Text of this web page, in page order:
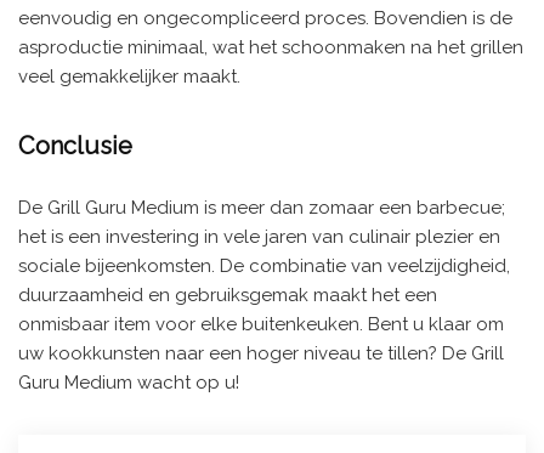
eenvoudig en ongecompliceerd proces. Bovendien is de
asproductie minimaal, wat het schoonmaken na het grillen
veel gemakkelijker maakt.
Conclusie
De Grill Guru Medium is meer dan zomaar een barbecue;
het is een investering in vele jaren van culinair plezier en
sociale bijeenkomsten. De combinatie van veelzijdigheid,
duurzaamheid en gebruiksgemak maakt het een
onmisbaar item voor elke buitenkeuken. Bent u klaar om
uw kookkunsten naar een hoger niveau te tillen? De Grill
Guru Medium wacht op u!